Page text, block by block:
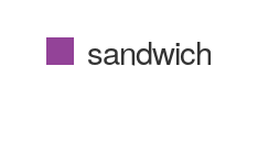
sandwich